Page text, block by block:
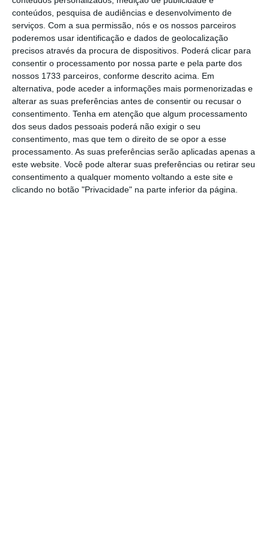
conteúdos, pesquisa de audiências e desenvolvimento de
serviços. Com a sua permissão, nós e os nossos parceiros
poderemos usar identificação e dados de geolocalização
precisos através da procura de dispositivos. Poderá clicar para
consentir o processamento por nossa parte e pela parte dos
nossos 1733 parceiros, conforme descrito acima. Em
alternativa, pode aceder a informações mais pormenorizadas e
alterar as suas preferências antes de consentir ou recusar o
consentimento. Tenha em atenção que algum processamento
dos seus dados pessoais poderá não exigir o seu
consentimento, mas que tem o direito de se opor a esse
processamento. As suas preferências serão aplicadas apenas a
este website. Você pode alterar suas preferências ou retirar seu
consentimento a qualquer momento voltando a este site e
clicando no botão "Privacidade" na parte inferior da página.
possibilitando uma avaliação rápida, a nível
da UE, das investigações de fraude. “Ao
fornecer a estas entidades informações
atempadas e abrangentes, as atividades
fraudulentas podem ser rapidamente
identificadas, travadas e processadas”, explica
a Comissão em comunicado.
“Esta colaboração reforça o combate à fraude
transfronteiriça e promove um ambiente
empresarial justo e equitativo em toda a UE”,